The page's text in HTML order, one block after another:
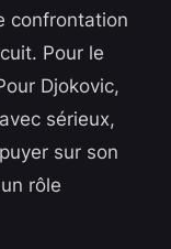
confrontation
Pour le
Djokovic,
sérieux,
sur son
rôle